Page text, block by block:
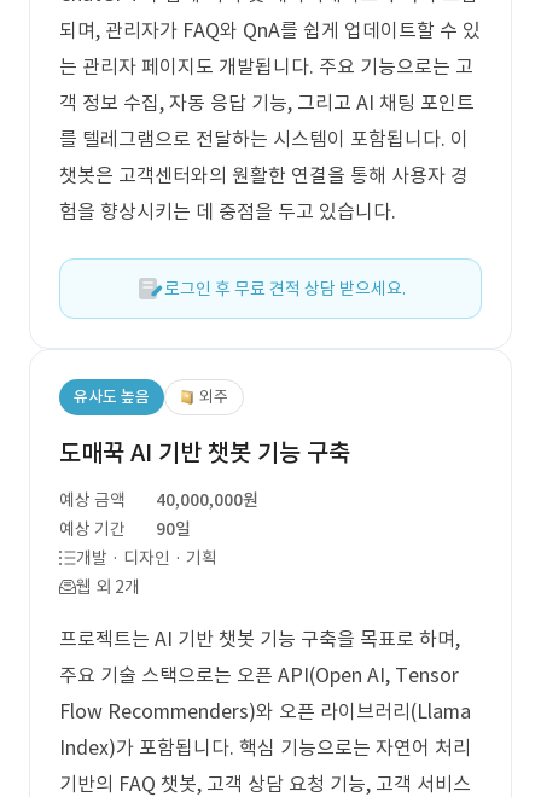
되며, 관리자가 FAQ와 QnA를 쉽게 업데이트할 수 있
는 관리자 페이지도 개발됩니다. 주요 기능으로는 고
객 정보 수집, 자동 응답 기능, 그리고 AI 채팅 포인트
를 텔레그램으로 전달하는 시스템이 포함됩니다. 이
챗봇은 고객센터와의 원활한 연결을 통해 사용자 경
험을 향상시키는 데 중점을 두고 있습니다.
로그인 후 무료 견적 상담 받으세요.
유사도 높음 외주
도매꾹 AI 기반 챗봇 기능 구축
예상 금액
40,000,000원
예상 기간
90일
개발 · 디자인 · 기획
웹 외 2개
프로젝트는 AI 기반 챗봇 기능 구축을 목표로 하며,
주요 기술 스택으로는 오픈 API(Open AI, Tensor
Flow Recommenders)와 오픈 라이브러리(Llama
Index)가 포함됩니다. 핵심 기능으로는 자연어 처리
기반의 FAQ 챗봇, 고객 상담 요청 기능, 고객 서비스